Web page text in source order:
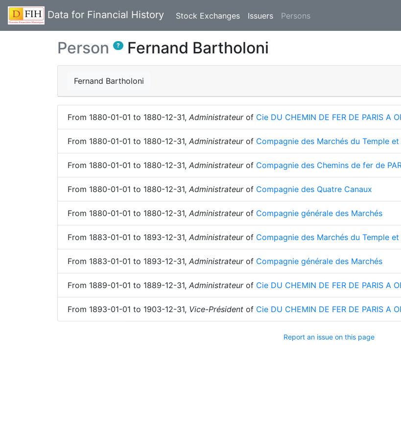
Data for Financial History Stock Exchanges Issuers Persons(current)
Person ? Fernand Bartholoni
Fernand Bartholoni
From 1880-01-01 to 1880-12-31, Administrateurof Cie DU CHEMIN DE FER DE PARIS A
From 1880-01-01 to 1880-12-31, Administrateurof Compagnie des Marchés du Temple
From 1880-01-01 to 1880-12-31, Administrateurof Compagnie des Chemins de fer de
From 1880-01-01 to 1880-12-31, Administrateurof Compagnie des Quatre Canaux
From 1880-01-01 to 1880-12-31, Administrateurof Compagnie générale des Marchés
From 1883-01-01 to 1893-12-31, Administrateurof Compagnie des Marchés du Temple
From 1883-01-01 to 1893-12-31, Administrateurof Compagnie générale des Marchés
From 1889-01-01 to 1889-12-31, Administrateurof Cie DU CHEMIN DE FER DE PARIS A
From 1893-01-01 to 1903-12-31, Vice-Président of Cie DU CHEMIN DE FER DE PARIS A
Report an issue on this page